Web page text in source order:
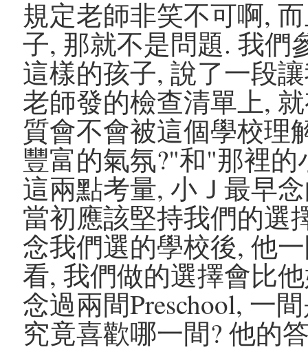
規定老師非笑不可啊,
子, 那就不是問題. 我們
這樣的孩子, 說了一段
老師發的檢查清單上,
質會不會被這個學校理
豐富的氣氛?"和"那裡
這兩點考量, 小Ｊ最早
當初應該堅持我們的選
念我們選的學校後, 他
看, 我們做的選擇會比
念過兩間Preschool, 一
究竟喜歡哪一間? 他的